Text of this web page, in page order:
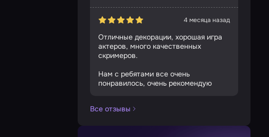
в течение
4 месяца назад
Отличные декорации, хорошая игра
актеров, много качественных
скримеров.
Нам с ребятами все очень
понравилось, очень рекомендую
Все отзывы